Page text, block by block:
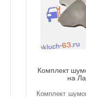
Комплект
на
Комплект